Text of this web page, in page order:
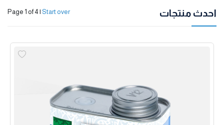
احدث منتجات Page 1 of 4 | Start over